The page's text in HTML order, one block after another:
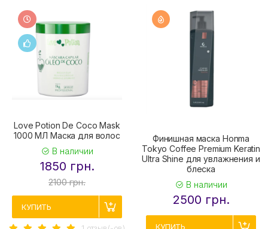
Love Potion De Coco Mask
1000 МЛ Маска для волос
В наличии
1850 грн.
2100 грн.
КУПИТЬ
Финишная маска Honma
Tokyo Coffee Premium Keratin
Ultra Shine для увлажнения и
блеска
В наличии
2500 грн.
КУПИТЬ